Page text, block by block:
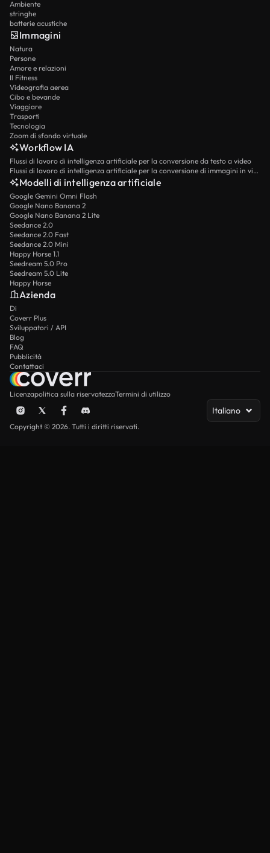
Ambiente
stringhe
batterie acustiche
Immagini
Natura
Persone
Amore e relazioni
Il Fitness
Videografia aerea
Cibo e bevande
Viaggiare
Trasporti
Tecnologia
Zoom di sfondo virtuale
Workflow IA
Flussi di lavoro di intelligenza artificiale per la conversione da testo a video
Flussi di lavoro di intelligenza artificiale per la conversione di immagini in video
Modelli di intelligenza artificiale
Google Gemini Omni Flash
Google Nano Banana 2
Google Nano Banana 2 Lite
Seedance 2.0
Seedance 2.0 Fast
Seedance 2.0 Mini
Happy Horse 1.1
Seedream 5.0 Pro
Seedream 5.0 Lite
Happy Horse
Azienda
Di
Coverr Plus
Sviluppatori / API
Blog
FAQ
Pubblicità
Contattaci
Licenzapolitica sulla riservatezzaTermini di utilizzo
Italiano
Copyright © 2026. Tutti i diritti riservati.